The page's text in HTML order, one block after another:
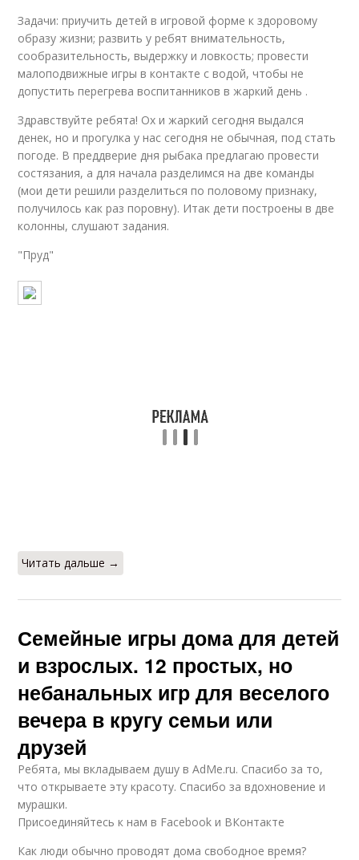
Задачи: приучить детей в игровой форме к здоровому
образу жизни; развить у ребят внимательность,
сообразительность, выдержку и ловкость; провести
малоподвижные игры в контакте с водой, чтобы не
допустить перегрева воспитанников в жаркий день .
Здравствуйте ребята! Ох и жаркий сегодня выдался
денек, но и прогулка у нас сегодня не обычная, под стать
погоде. В преддверие дня рыбака предлагаю провести
состязания, а для начала разделимся на две команды
(мои дети решили разделиться по половому признаку,
получилось как раз поровну). Итак дети построены в две
колонны, слушают задания.
"Пруд"
Читать дальше →
Семейные игры дома для детей
и взрослых. 12 простых, но
небанальных игр для веселого
вечера в кругу семьи или
друзей
Ребята, мы вкладываем душу в AdMe.ru. Cпасибо за то,
что открываете эту красоту. Спасибо за вдохновение и
мурашки.
Присоединяйтесь к нам в Facebook и ВКонтакте
Как люди обычно проводят дома свободное время?